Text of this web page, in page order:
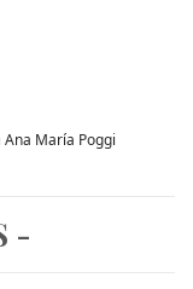
María Poggi
-